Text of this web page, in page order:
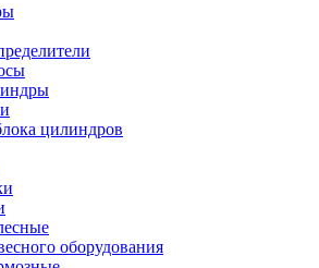
цилиндров
оборудования